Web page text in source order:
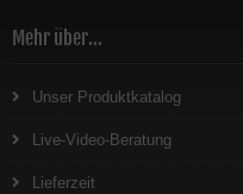
Mehr über...
Unser Produktkatalog
Live-Video-Beratung
Lieferzeit